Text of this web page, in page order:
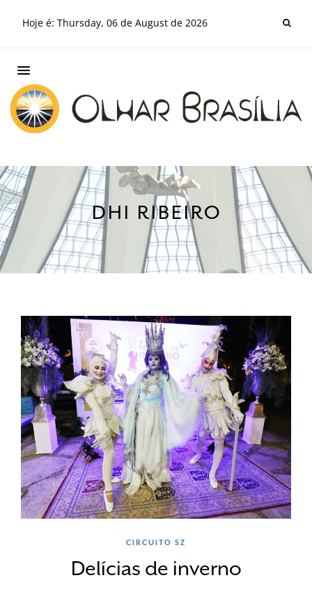
Hoje é: Thursday, 06 de August de 2026
DHI RIBEIRO
CIRCUITO SZ
Delícias de inverno